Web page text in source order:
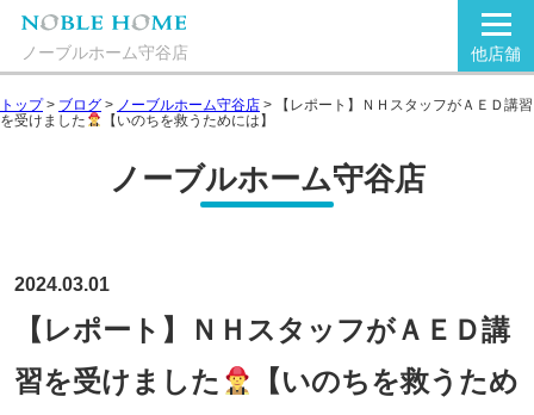
ノーブルホーム守谷店 他店舗
トップ> ブログ > ノーブルホーム守谷店 >
【レポート】ＮＨスタッフがＡＥＤ講習
を受けました
【いのちを救うためには】
ノーブルホーム守谷店
2024.03.01
【レポート】ＮＨスタッフがＡＥＤ講
習を受けました
【いのちを救うため